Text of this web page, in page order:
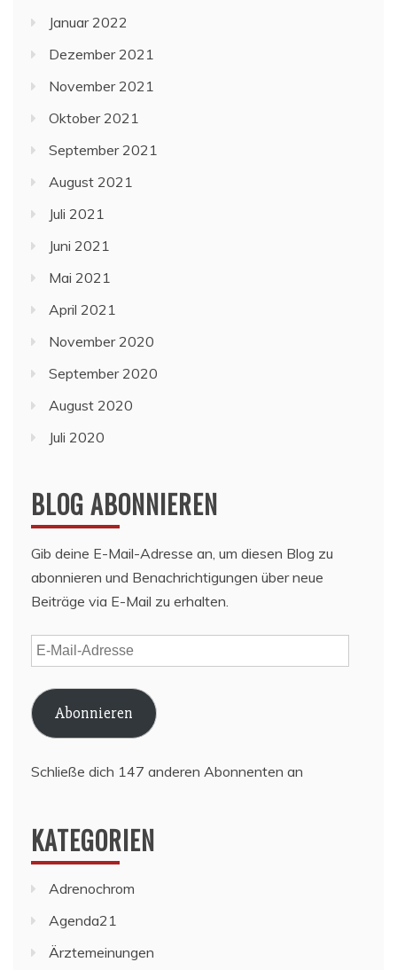
Januar 2022
Dezember 2021
November 2021
Oktober 2021
September 2021
August 2021
Juli 2021
Juni 2021
Mai 2021
April 2021
November 2020
September 2020
August 2020
Juli 2020
BLOG ABONNIEREN
Gib deine E-Mail-Adresse an, um diesen Blog zu
abonnieren und Benachrichtigungen über neue
Beiträge via E-Mail zu erhalten.
E-
Mail-
Adresse
Abonnieren
Schließe dich 147 anderen Abonnenten an
KATEGORIEN
Adrenochrom
Agenda21
Ärztemeinungen